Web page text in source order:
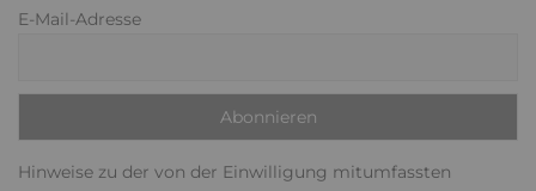
E-Mail-Adresse
Hinweise zu der von der Einwilligung mitumfassten